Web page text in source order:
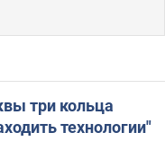
три кольца
технологии"